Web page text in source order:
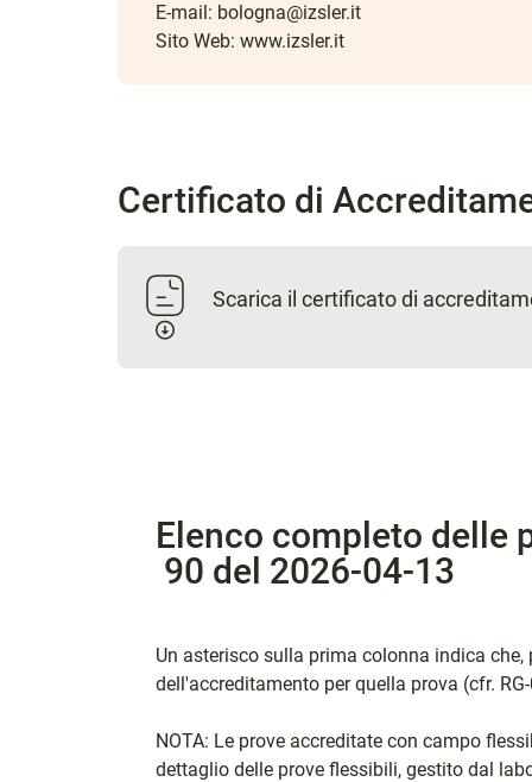
E-mail: bologna@izsler.it
Sito Web: www.izsler.it
Certificato di
Scarica il certificato di
Elenco completo delle
90 del 2026-04-13
Un asterisco sulla prima colonna indica
dell'accreditamento per quella prova (cfr.
NOTA: Le prove accreditate con campo
dettaglio delle prove flessibili, gestito dal